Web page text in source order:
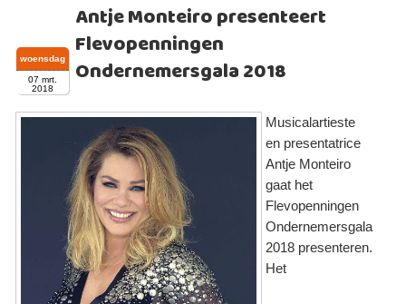
Antje Monteiro presenteert
Flevopenningen
Ondernemersgala 2018
woensdag
07 mrt.
2018
Musicalartieste
en presentatrice
Antje Monteiro
gaat het
Flevopenningen
Ondernemersgala
2018 presenteren.
Het